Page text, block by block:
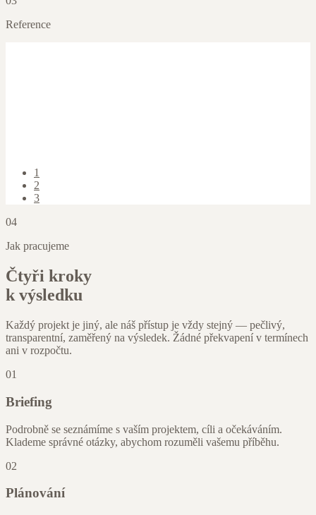
Reference
1
2
3
04
Jak pracujeme
Čtyři kroky
k výsledku
Každý projekt je jiný, ale náš přístup je vždy stejný — pečlivý,
transparentní, zaměřený na výsledek. Žádné překvapení v termínech
ani v rozpočtu.
01
Briefing
Podrobně se seznámíme s vaším projektem, cíli a očekáváním.
Klademe správné otázky, abychom rozuměli vašemu příběhu.
02
Plánování